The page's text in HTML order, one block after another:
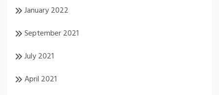
January 2022
September 2021
July 2021
April 2021